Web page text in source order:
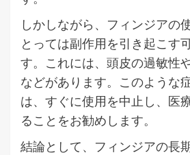
しかしながら、フィンジアの
とっては副作用を引き起こす
す。これには、頭皮の過敏性
などがあります。このような
は、すぐに使用を中止し、医
ることをお勧めします。
結論として、フィンジアの長